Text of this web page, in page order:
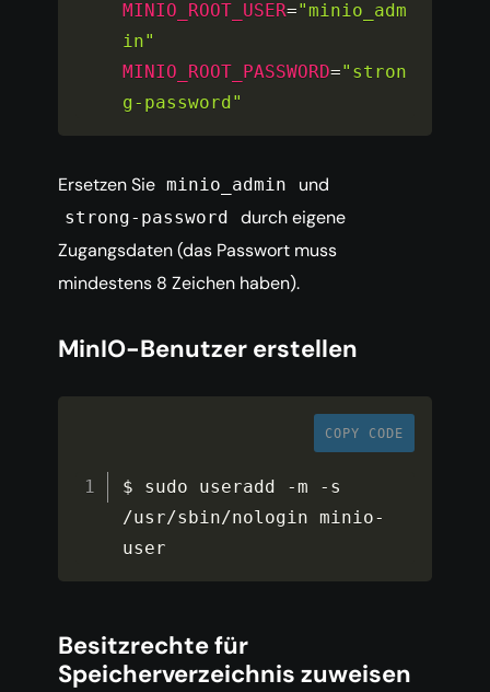
MINIO_ROOT_USER="minio_adm
in"
MINIO_ROOT_PASSWORD="stron
g-password"
Ersetzen Sie minio_admin und
strong-password
durch eigene
Zugangsdaten (das Passwort muss
mindestens 8 Zeichen haben).
MinIO-Benutzer erstellen
COPY CODE
$ sudo useradd -m -
/usr/sbin/nologin minio-
user
Besitzrechte für
Speicherverzeichnis zuweisen